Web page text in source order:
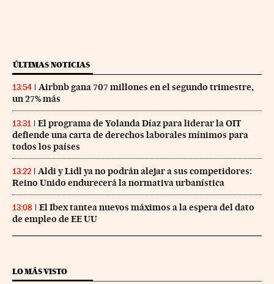
ÚLTIMAS NOTICIAS
13:54
Airbnb gana 707 millones en el segundo trimestre,
un 27% más
13:31
El programa de Yolanda Díaz para liderar la OIT
defiende una carta de derechos laborales mínimos para
todos los países
13:22
Aldi y Lidl ya no podrán alejar a sus competidores:
Reino Unido endurecerá la normativa urbanística
13:08
El Ibex tantea nuevos máximos a la espera del dato
de empleo de EE UU
LO MÁS VISTO